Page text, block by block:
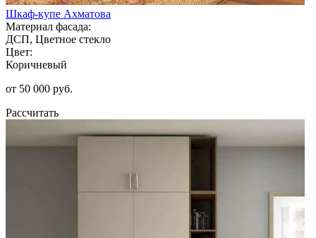
Шкаф-купе Ахматова
Материал фасада:
ДСП, Цветное стекло
Цвет:
Коричневый
от 50 000 руб.
Рассчитать